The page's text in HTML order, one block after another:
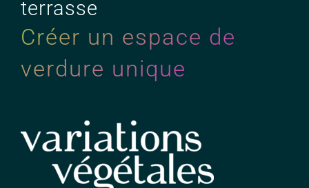
terrasse
Créer un espace de
verdure unique